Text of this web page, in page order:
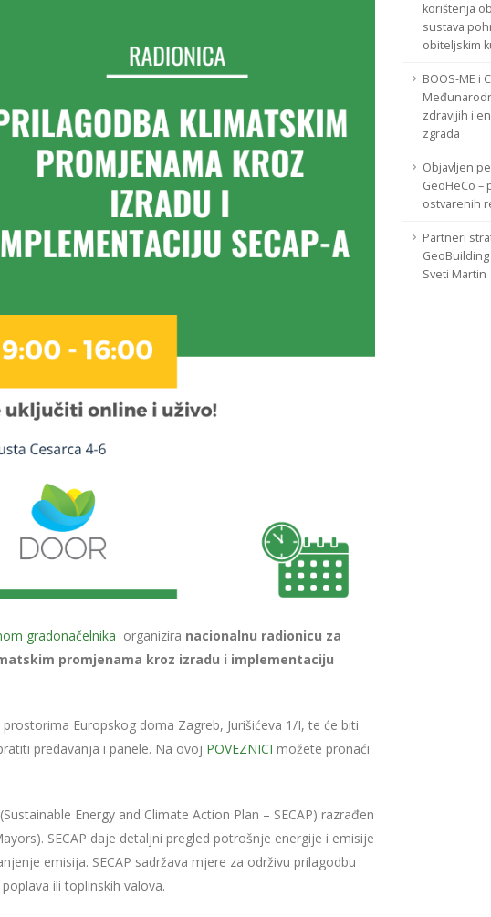
gradonačelnika organizira nacionalnu radionicu za
promjenama kroz izradu i implementaciju
prostorima Europskog doma Zagreb, Jurišićeva 1/I, te će biti
predavanja i panele. Na ovoj POVEZNICI možete pronaći
Energy and Climate Action Plan – SECAP) razrađen
SECAP daje detaljni pregled potrošnje energije i emisije
emisija. SECAP sadržava mjere za održivu prilagodbu
ili toplinskih valova.
korištenja
sustava
obiteljskim
BOOS-ME i
zdravijih i
zgrada
Objavljen
GeoHeCo –
ostvarenih
Partneri
Sveti Martin